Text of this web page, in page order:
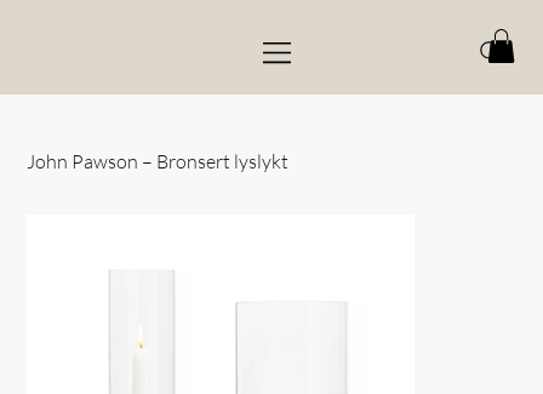
John Pawson – Bronsert lyslykt